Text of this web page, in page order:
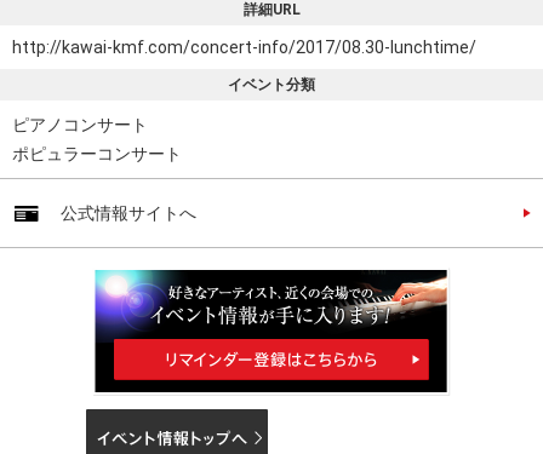
詳細URL
http://kawai-kmf.com/concert-info/2017/08.30-lunchtime/
イベント分類
ピアノコンサート
ポピュラーコンサート
公式情報サイトへ